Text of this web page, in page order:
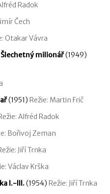
Radok
Čech
Otakar Vávra
milionář(1949)
(1951) Režie: Martin Frič
Alfréd Radok
Bořivoj Zeman
Jiří Trnka
Václav Krška
I.-III.(1954) Režie: Jiří Trnka